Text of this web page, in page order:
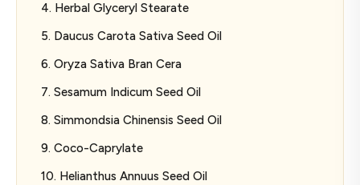
4. Herbal Glyceryl Stearate
5. Daucus Carota Sativa Seed Oil
6. Oryza Sativa Bran Cera
7. Sesamum Indicum Seed Oil
8. Simmondsia Chinensis Seed Oil
9. Coco-Caprylate
10. Helianthus Annuus Seed Oil